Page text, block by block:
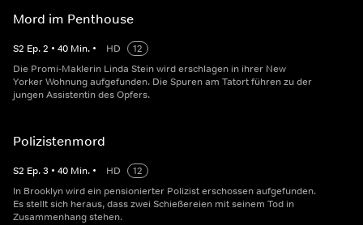
Mord im Penthouse
S2 Ep.2 • 40 Min. • HD
12
Die Promi-Maklerin Linda Stein wird erschlagen in ihrer New
Yorker Wohnung aufgefunden. Die Spuren am Tatort führen zu der
jungen Assistentin des Opfers.
Polizistenmord
S2 Ep.3 • 40 Min. • HD
12
In Brooklyn wird ein pensionierter Polizist erschossen aufgefunden.
Es stellt sich heraus, dass zwei Schießereien mit seinem Tod in
Zusammenhang stehen.